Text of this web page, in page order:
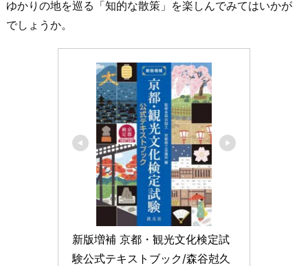
ゆかりの地を巡る「知的な散策」を楽しんでみてはいかが
でしょうか。
新版増補 京都・観光文化検定試
験公式テキストブック/森谷尅久